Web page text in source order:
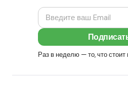
Раз в неделю — то, что